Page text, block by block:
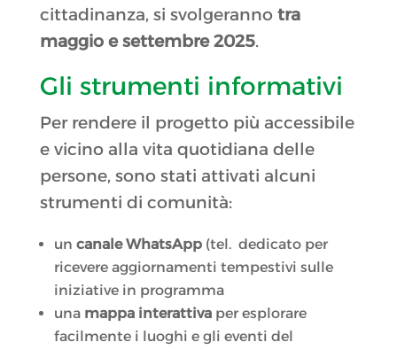
cittadinanza, si svolgeranno tra
maggio e settembre 2025.
Gli strumenti informativi
Per rendere il progetto più accessibile
e vicino alla vita quotidiana delle
persone, sono stati attivati alcuni
strumenti di comunità:
un canale WhatsApp(tel. dedicato per
ricevere aggiornamenti tempestivi sulle
iniziative in programma
una mappa interattivaper esplorare
facilmente i luoghi e gli eventi del